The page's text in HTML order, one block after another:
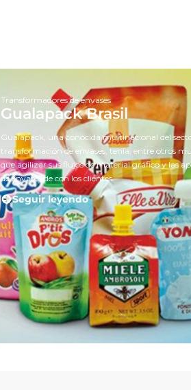
Transformadores de envases
Gualapack Brasil
Gualapack, una conocida multinacional del
transformación de envases, tenía, entre otros
que agilizar sus flujos de material gráfico y las
de envases de con los clientes.
Seguir leyendo